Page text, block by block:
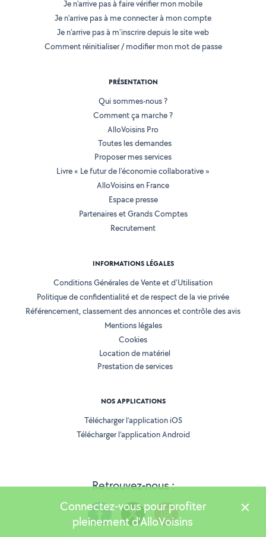
Retrouvez-nous :
Je n'arrive pas à faire vérifier mon mobile
Je n'arrive pas à me connecter à mon compte
Je n'arrive pas à m'inscrire depuis le site web
Comment réinitialiser / modifier mon mot de passe
PRÉSENTATION
Qui sommes-nous ?
Comment ça marche ?
AlloVoisins Pro
Toutes les demandes
Proposer mes services
Livre « Le futur de l'économie collaborative »
AlloVoisins en France
Espace presse
Partenaires et Grands Comptes
Recrutement
INFORMATIONS LÉGALES
Conditions Générales de Vente et d'Utilisation
Politique de confidentialité et de respect de la vie privée
Référencement, classement des annonces et contrôle des avis
Mentions légales
Cookies
Location de matériel
Prestation de services
NOS APPLICATIONS
Télécharger l’application iOS
Télécharger l’application Android
Connectez-vous pour profiter
pleinement d'AlloVoisins